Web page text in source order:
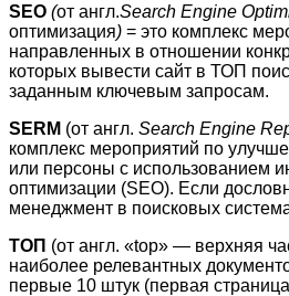
SEO (от англ.Search Engine
оптимизация) = это комплекс
направленных в отношении
которых вывести сайт в ТОП
заданным ключевым запросам.
SERM (от англ. Search Engine
комплекс мероприятий по
или персоны с использованием
оптимизации (SEO). Если
менеджмент в поисковых
ТОП (от англ. «top» — верхняя
наиболее релевантных
первые 10 штук (первая